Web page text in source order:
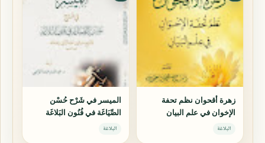
زهرة أقحوان نظم تحفة
الإخوان في علم البيان
البلاغة
الميسر في شَرْح حُسْن
الصِّيَاغَة في فُنُون البَلاغَة
البلاغة